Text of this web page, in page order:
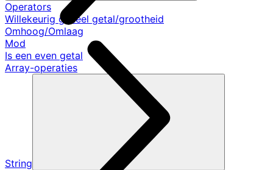
Operators
Willekeurig geheel getal/grootheid
Omhoog/Omlaag
Mod
Is een even getal
Array-operaties
String